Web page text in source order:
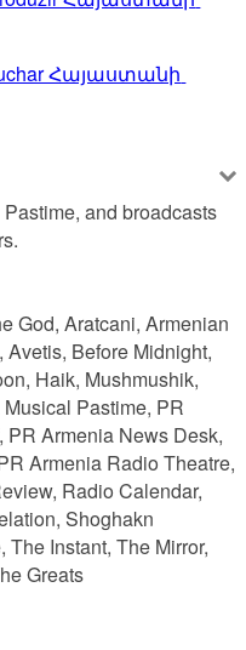
Հայաստանի
and broadcasts
God, Aratcani, Armenian
Before Midnight,
Haik, Mushmushik,
Pastime, PR
Armenia News Desk,
Armenia Radio Theatre,
Radio Calendar,
Shoghakn
Instant, The Mirror,
Greats